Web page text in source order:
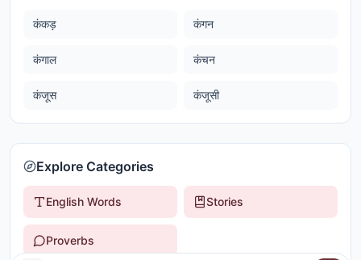
कंकड़ कंगन
कंगाल कंचन
कंजूस कंजूसी
Explore Categories
English Words Stories
Proverbs